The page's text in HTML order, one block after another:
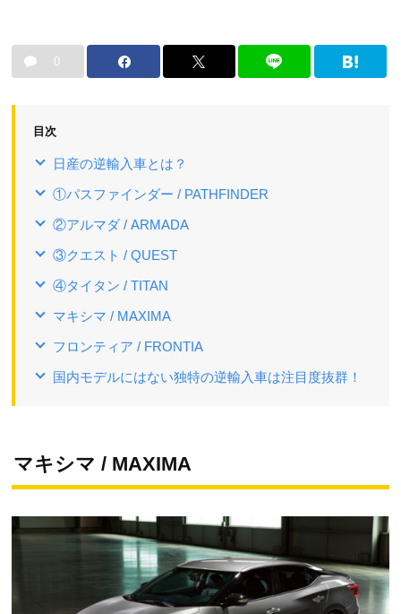
0
目次
日産の逆輸入車とは？
①パスファインダー / PATHFINDER
②アルマダ / ARMADA
③クエスト / QUEST
④タイタン / TITAN
マキシマ / MAXIMA
フロンティア / FRONTIA
国内モデルにはない独特の逆輸入車は注目度抜群！
マキシマ / MAXIMA